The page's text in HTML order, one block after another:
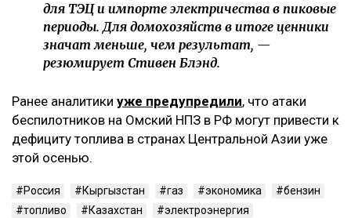
для ТЭЦ и импорте электричества в пиковые
периоды. Для домохозяйств в итоге ценники
значат меньше, чем результат, —
резюмирует Стивен Блэнд.
Ранее аналитики уже предупредили, что атаки
беспилотников на Омский НПЗ в РФ могут привести к
дефициту топлива в странах Центральной Азии уже
этой осенью.
Россия Кыргызстан газ экономика
бензин
топливо
Казахстан
электроэнергия